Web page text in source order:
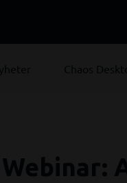
Webinar: